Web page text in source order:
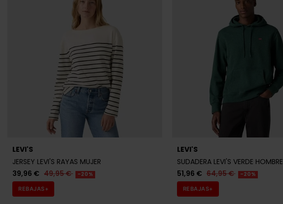
LEVI'S
JERSEY LEVI'S RAYAS MUJER
39,96 € 49,95 € -20%
REBAJAS+
LEVI'S
SUDADERA LEVI'S VERDE HOMBRE
51,96 € 64,95 € -20%
REBAJAS+